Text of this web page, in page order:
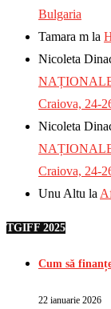
Bulgaria
Tamara m la
Nicoleta
Craiova, 24-
Nicoleta
Craiova, 24-
Unu Altu la
TGIFF 2025
Cum să
22 ianuarie 2026